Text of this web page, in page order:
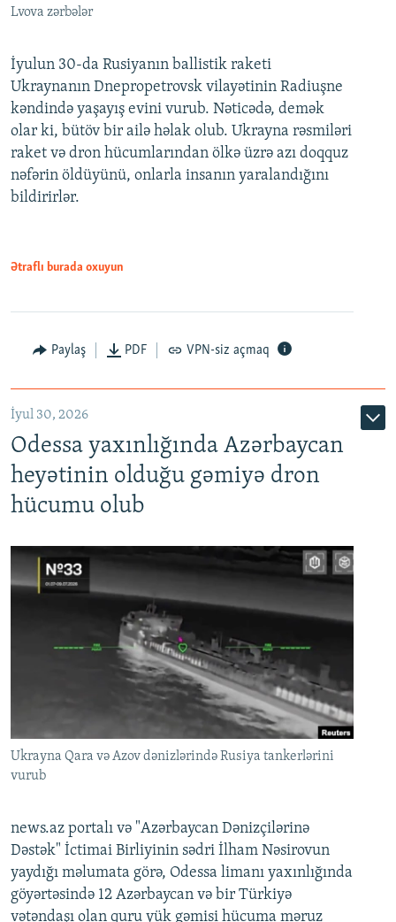
Lvova zərbələr
İyulun 30-da Rusiyanın ballistik raketi
Ukraynanın Dnepropetrovsk vilayətinin Radiuşne
kəndində yaşayış evini vurub. Nəticədə, demək
olar ki, bütöv bir ailə həlak olub. Ukrayna rəsmiləri
raket və dron hücumlarından ölkə üzrə azı doqquz
nəfərin öldüyünü, onlarla insanın yaralandığını
bildirirlər.
Ətraflı burada oxuyun
Paylaş PDF VPN-siz açmaq
İyul 30, 2026
Odessa yaxınlığında Azərbaycan
heyətinin olduğu gəmiyə dron
hücumu olub
Ukrayna Qara və Azov dənizlərində Rusiya tankerlərini
vurub
news.az portalı və "Azərbaycan Dənizçilərinə
Dəstək" İctimai Birliyinin sədri İlham Nəsirovun
yaydığı məlumata görə, Odessa limanı yaxınlığında
göyərtəsində 12 Azərbaycan və bir Türkiyə
vətəndaşı olan quru yük gəmisi hücuma məruz